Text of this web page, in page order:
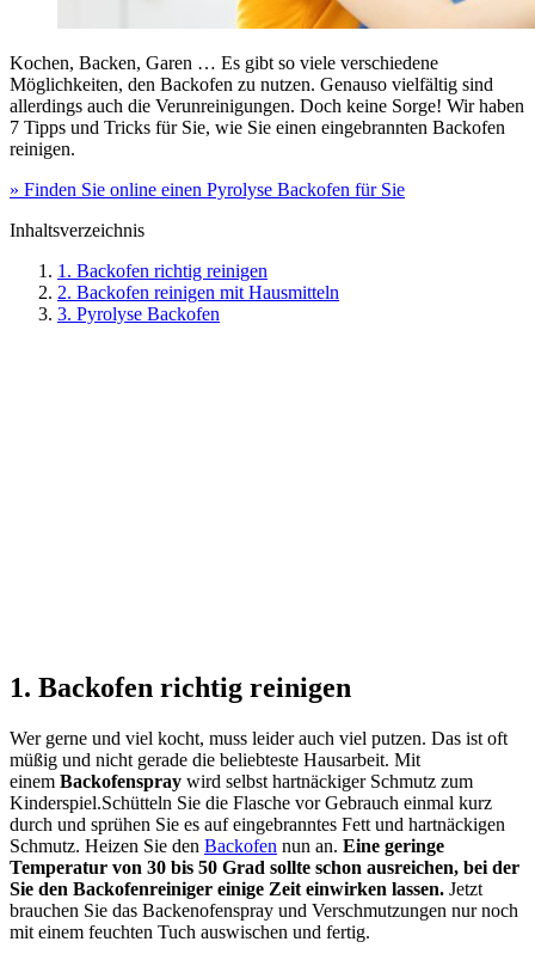
Kochen, Backen, Garen … Es gibt so viele verschiedene
Möglichkeiten, den Backofen zu nutzen. Genauso vielfältig sind
allerdings auch die Verunreinigungen. Doch keine Sorge! Wir haben
7 Tipps und Tricks für Sie, wie Sie einen eingebrannten Backofen
reinigen.
» Finden Sie online einen Pyrolyse Backofen für Sie
Inhaltsverzeichnis
1. Backofen richtig reinigen
2. Backofen reinigen mit Hausmitteln
3. Pyrolyse Backofen
1. Backofen richtig reinigen
Wer gerne und viel kocht, muss leider auch viel putzen. Das ist oft
müßig und nicht gerade die beliebteste Hausarbeit. Mit
einem Backofenspray wird selbst hartnäckiger Schmutz zum
Kinderspiel.Schütteln Sie die Flasche vor Gebrauch einmal kurz
durch und sprühen Sie es auf eingebranntes Fett und hartnäckigen
Schmutz. Heizen Sie den Backofen nun an. Eine geringe
Temperatur von 30 bis 50 Grad sollte schon ausreichen, bei der
Sie den Backofenreiniger einige Zeit einwirken lassen. Jetzt
brauchen Sie das Backenofenspray und Verschmutzungen nur noch
mit einem feuchten Tuch auswischen und fertig.